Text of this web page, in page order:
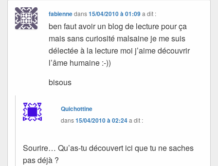
fabiennedans15/04/2010 à 01:09 a dit :
ben faut avoir un blog de lecture pour ça
mais sans curiosité malsaine je me suis
délectée à la lecture moi j’aime découvrir
l’âme humaine :-))
bisous
Quichottine
dans15/04/2010 à 02:24a dit :
Sourire… Qu’as-tu découvert ici que tu ne saches
pas déjà ?